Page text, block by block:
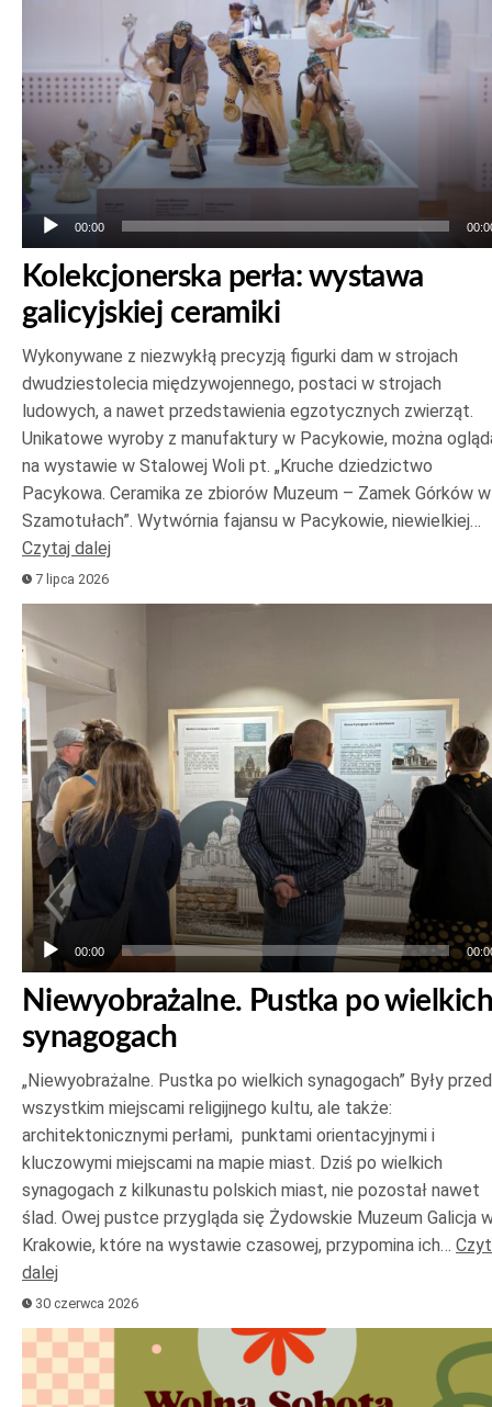
00:00
Kolekcjonerska perła: wystawa
galicyjskiej ceramiki
Wykonywane z niezwykłą precyzją figurki dam w strojach
dwudziestolecia międzywojennego, postaci w strojach
ludowych, a nawet przedstawienia egzotycznych zwierząt.
Unikatowe wyroby z manufaktury w Pacykowie, można
na wystawie w Stalowej Woli pt. „Kruche dziedzictwo
Pacykowa. Ceramika ze zbiorów Muzeum – Zamek Górków w
Szamotułach”. Wytwórnia fajansu w Pacykowie, niewielkiej…
Czytaj dalej
7 lipca 2026
plików
dźwiękowych
00:00
Niewyobrażalne. Pustka po wielkich
synagogach
„Niewyobrażalne. Pustka po wielkich synagogach” Były
wszystkim miejscami religijnego kultu, ale także:
architektonicznymi perłami, punktami orientacyjnymi i
kluczowymi miejscami na mapie miast. Dziś po wielkich
synagogach z kilkunastu polskich miast, nie pozostał nawet
ślad. Owej pustce przygląda się Żydowskie Muzeum Galicja
Krakowie, które na wystawie czasowej, przypomina ich…
dalej
30 czerwca 2026
Odtwarzacz
plików